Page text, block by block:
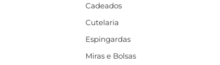
Cadeados
Cutelaria
Espingardas
Miras e Bolsas